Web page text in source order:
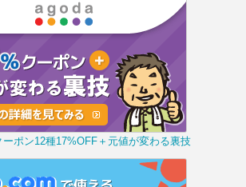
ーポン12種17%OFF＋元値が変わる裏技